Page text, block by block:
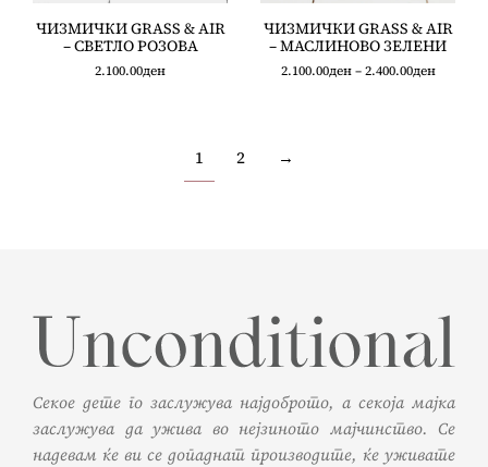
ЧИЗМИЧКИ GRASS & AIR
– СВЕТЛО РОЗОВА
2.100.00ден
ЧИЗМИЧКИ GRASS & AIR
– МАСЛИНОВО ЗЕЛЕНИ
2.100.00ден – 2.400.00ден
1 2 →
Секое дете го заслужува најдоброто, а секоја мајка
заслужува да ужива во нејзиното мајчинство. Се
надевам ќе ви се допаднат производите, ќе уживате